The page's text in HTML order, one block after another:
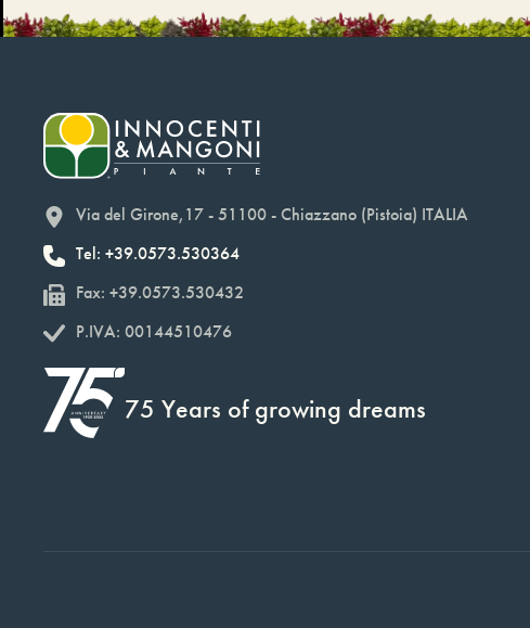
Via del Girone,17 - 51100 - Chiazzano (Pistoia) ITALIA
Tel: +39.0573.530364
Fax: +39.0573.530432
P.IVA: 00144510476
75 Years of growing dreams